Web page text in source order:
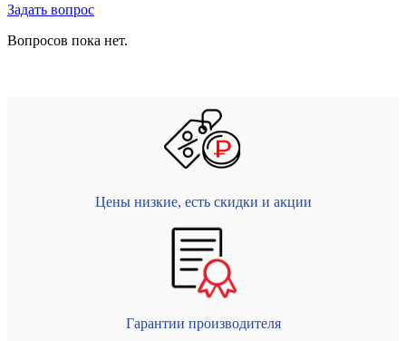
Задать вопрос
Вопросов пока нет.
Цены низкие, есть скидки и акции
Гарантии производителя